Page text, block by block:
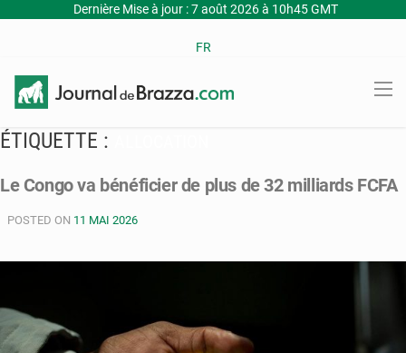
Dernière Mise à jour : 7 août 2026 à 10h45 GMT
FR
ÉTIQUETTE :
Le Congo va bénéficier de plus de 32 milliards FCFA
POSTED ON 11 MAI 2026